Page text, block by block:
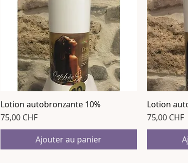
Lotion autobronzante 10%
Prix
75,00 CHF
Ajouter au panier
Lotion
Prix
75,00 CHF